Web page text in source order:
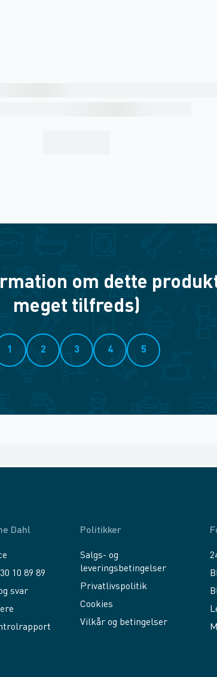
om dette
meget tilfreds)
1 2 3 4 5
Dahl
10 89 89
svar
Politikker
Salgs- og
leveringsbetingelser
Privatlivspolitik
Cookies
Vilkår og betingelser